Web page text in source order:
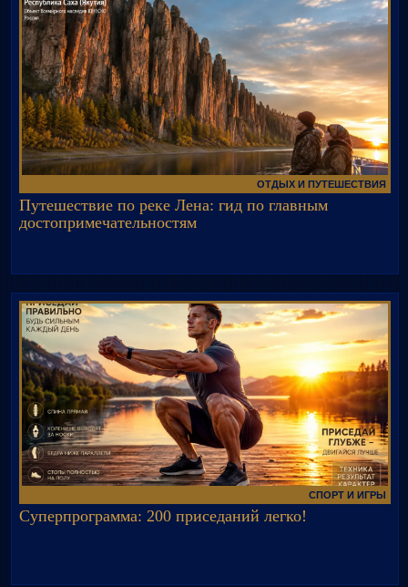
ОТДЫХ И ПУТЕШЕСТВИЯ
Путешествие по реке Лена: гид по главным
достопримечательностям
СПОРТ И ИГРЫ
Суперпрограмма: 200 приседаний легко!